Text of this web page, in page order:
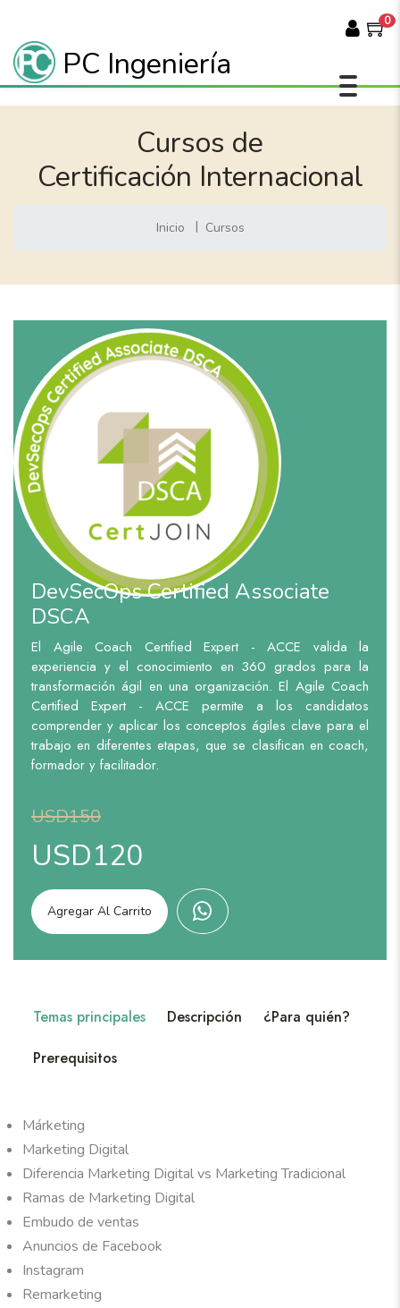
0
PC Ingeniería
Cursos de
Certificación Internacional
Inicio Cursos
DevSecOps Certified Associate
DSCA
El Agile Coach Certified Expert - ACCE valida la
experiencia y el conocimiento en 360 grados para la
transformación ágil en una organización. El Agile Coach
Certified Expert - ACCE permite a los candidatos
comprender y aplicar los conceptos ágiles clave para el
trabajo en diferentes etapas, que se clasifican en coach,
formador y facilitador.
USD150
USD120
Agregar Al Carrito
Temas principales Descripción
¿Para quién?
Prerequisitos
Márketing
Marketing Digital
Diferencia Marketing Digital vs Marketing Tradicional
Ramas de Marketing Digital
Embudo de ventas
Anuncios de Facebook
Instagram
Remarketing